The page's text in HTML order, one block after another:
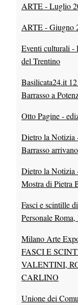
ARTE - Luglio
ARTE - Giugno
Eventi culturali -
del Trentino
Basilicata24.it
Barrasso a
Otto Pagine -
Dietro la Notizia
Barrasso
Dietro la Notizia
Mostra di Pietra
Fasci e scintille
Personale
Milano Arte
FASCI E
VALENTINI,
CARLINO
Unione dei